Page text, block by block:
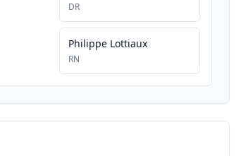
DR
Philippe Lottiaux
RN